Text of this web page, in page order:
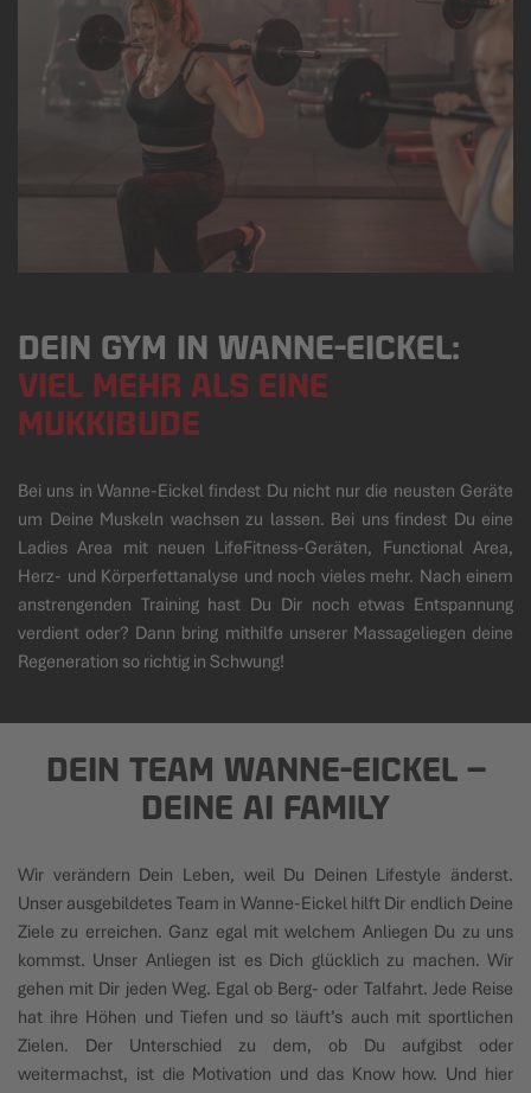
DEIN GYM IN WANNE-EICKEL:
VIEL MEHR ALS EINE
MUKKIBUDE
Bei uns in Wanne-Eickel findest Du nicht nur die neusten Geräte
um Deine Muskeln wachsen zu lassen. Bei uns findest Du eine
Ladies Area mit neuen LifeFitness-Geräten, Functional Area,
Herz- und Körperfettanalyse und noch vieles mehr. Nach einem
anstrengenden Training hast Du Dir noch etwas Entspannung
verdient oder? Dann bring mithilfe unserer Massageliegen deine
Regeneration so richtig in Schwung!
DEIN TEAM WANNE-EICKEL –
DEINE AI FAMILY
Wir verändern Dein Leben, weil Du Deinen Lifestyle änderst.
Unser ausgebildetes Team in Wanne-Eickel hilft Dir endlich Deine
Ziele zu erreichen. Ganz egal mit welchem Anliegen Du zu uns
kommst. Unser Anliegen ist es Dich glücklich zu machen. Wir
gehen mit Dir jeden Weg. Egal ob Berg- oder Talfahrt. Jede Reise
hat ihre Höhen und Tiefen und so läuft’s auch mit sportlichen
Zielen. Der Unterschied zu dem, ob Du aufgibst oder
weitermachst, ist die Motivation und das Know how. Und hier